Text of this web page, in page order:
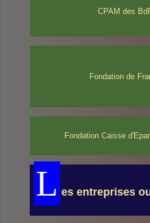
CPAM des
Fondation de
Fondation Caisse
L es entreprises